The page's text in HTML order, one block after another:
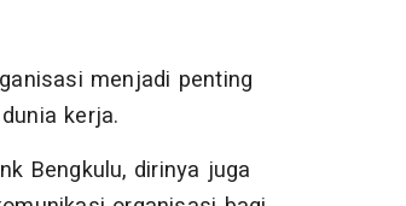
menjadi penting
kerja.
Bengkulu, dirinya juga